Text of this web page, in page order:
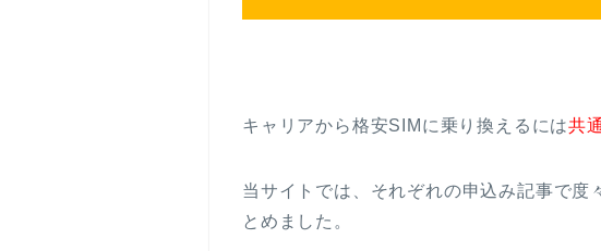
キャリアから格安SIMに乗り換えるには共
当サイトでは、それぞれの申込み記事で度
とめました。